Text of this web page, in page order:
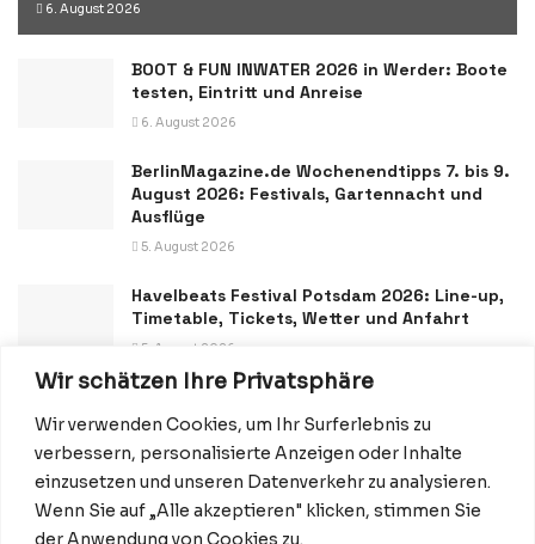
Wir schätzen Ihre Privatsphäre
Wir verwenden Cookies, um Ihr Surferlebnis zu
verbessern, personalisierte Anzeigen oder Inhalte
einzusetzen und unseren Datenverkehr zu analysieren.
Wenn Sie auf „Alle akzeptieren" klicken, stimmen Sie
der Anwendung von Cookies zu.
6. August 2026
BOOT & FUN INWATER 2026 in Werder: Boote
testen, Eintritt und Anreise
6. August 2026
BerlinMagazine.de Wochenendtipps 7. bis 9.
August 2026: Festivals, Gartennacht und
Ausflüge
5. August 2026
Havelbeats Festival Potsdam 2026: Line-up,
Timetable, Tickets, Wetter und Anfahrt
5. August 2026
Datenschutzerklärung Impressum Startseite